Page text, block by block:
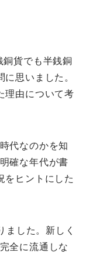
銅貨でも半銭銅
思いました。
理由について考
代なのかを知
確な年代が書
をヒントにした
ました。新しく
全に流通しな